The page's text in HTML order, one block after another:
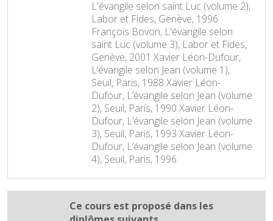
L'évangile selon saint Luc (volume 2),
Labor et Fides, Genève, 1996
François Bovon, L'évangile selon
saint Luc (volume 3), Labor et Fides,
Genève, 2001 Xavier Léon-Dufour,
L’évangile selon Jean (volume 1),
Seuil, Paris, 1988 Xavier Léon-
Dufour, L’évangile selon Jean (volume
2), Seuil, Paris, 1990 Xavier Léon-
Dufour, L’évangile selon Jean (volume
3), Seuil, Paris, 1993 Xavier Léon-
Dufour, L’évangile selon Jean (volume
4), Seuil, Paris, 1996
Ce cours est proposé dans les